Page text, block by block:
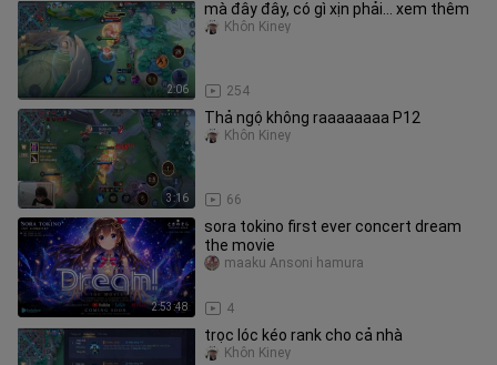
2:06
mà đây đây, có gì xịn phải… xem thêm
254
Khôn Kiney
3:16
Thả ngộ không raaaaaaaa P12
66
Khôn Kiney
2:53:48
sora tokino first ever concert dream
the movie
4
maaku Ansoni hamura
trọc lóc kéo rank cho cả nhà
Khôn Kiney